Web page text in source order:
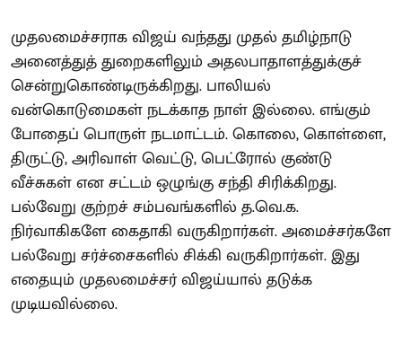
முதலமைச்சராக விஜய் வந்தது முதல் தமிழ்நாடு
அனைத்துத் துறைகளிலும் அதலபாதாளத்துக்குச்
சென்றுகொண்டிருக்கிறது. பாலியல்
வன்கொடுமைகள் நடக்காத நாள் இல்லை. எங்கும்
போதைப் பொருள் நடமாட்டம். கொலை, கொள்ளை,
திருட்டு, அரிவாள் வெட்டு, பெட்ரோல் குண்டு
வீச்சுகள் என சட்டம் ஒழுங்கு சந்தி சிரிக்கிறது.
பல்வேறு குற்றச் சம்பவங்களில் த.வெ.க.
நிர்வாகிகளே கைதாகி வருகிறார்கள். அமைச்சர்களே
பல்வேறு சர்ச்சைகளில் சிக்கி வருகிறார்கள். இது
எதையும் முதலமைச்சர் விஜய்யால் தடுக்க
முடியவில்லை.